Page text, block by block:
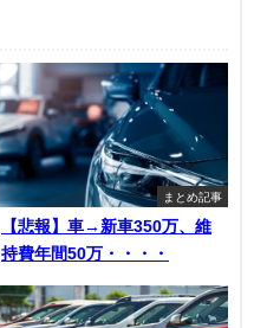
まとめ記事
【悲報】車→新車350万、維
持費年間50万・・・・